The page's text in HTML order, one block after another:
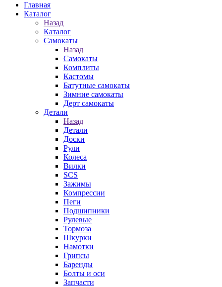
Главная
Каталог
Назад
Каталог
Самокаты
Назад
Самокаты
Комплиты
Кастомы
Батутные самокаты
Зимние самокаты
Дерт самокаты
Детали
Назад
Детали
Доски
Рули
Колеса
Вилки
SCS
Зажимы
Компрессии
Пеги
Подшипники
Рулевые
Тормоза
Шкурки
Намотки
Грипсы
Баренды
Болты и оси
Запчасти